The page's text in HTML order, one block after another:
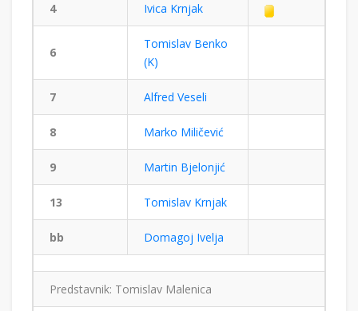
4 Ivica Krnjak
6
Tomislav Benko
(K)
7 Alfred Veseli
8 Marko Miličević
9 Martin Bjelonjić
13 Tomislav Krnjak
bb Domagoj Ivelja
Predstavnik: Tomislav Malenica